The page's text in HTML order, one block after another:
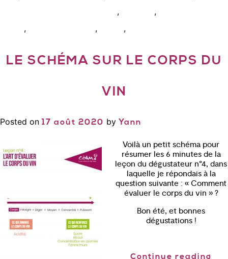
, ,
, , ,
LE SCHÉMA SUR LE CORPS DU
VIN
Posted on 17 août 2020 by Yann
Voilà un petit schéma pour
résumer les 6 minutes de la
leçon du dégustateur n°4, dans
laquelle je répondais à la
question suivante : « Comment
évaluer le corps du vin » ?
Bon été, et bonnes
dégustations !
Continue reading